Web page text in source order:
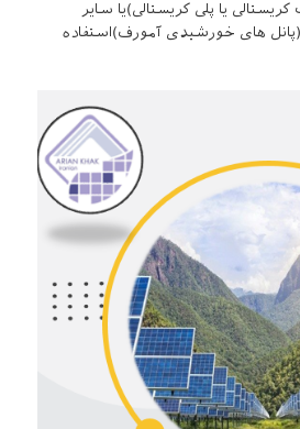
یا پلی کریستالی)یا سایر
های خورشیدی آمورف)استفاده